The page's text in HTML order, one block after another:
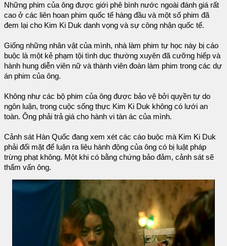
Những phim của ông được giới phê bình nước ngoài đánh giá rất
cao ở các liên hoan phim quốc tế hàng đầu và một số phim đã
đem lại cho Kim Ki Duk danh vọng và sự công nhận quốc tế.
Giống những nhân vật của mình, nhà làm phim tự học này bị cáo
buộc là một kẻ phạm tội tình dục thường xuyên đã cưỡng hiếp và
hành hung diễn viên nữ và thành viên đoàn làm phim trong các dự
án phim của ông.
Không như các bộ phim của ông được bảo vệ bởi quyền tự do
ngôn luận, trong cuộc sống thực Kim Ki Duk không có lưới an
toàn. Ông phải trả giá cho hành vi tàn ác của mình.
Cảnh sát Hàn Quốc đang xem xét các cáo buộc mà Kim Ki Duk
phải đối mặt để luận ra liệu hành động của ông có bị luật pháp
trừng phạt không. Một khi có bằng chứng bảo đảm, cảnh sát sẽ
thẩm vấn ông.